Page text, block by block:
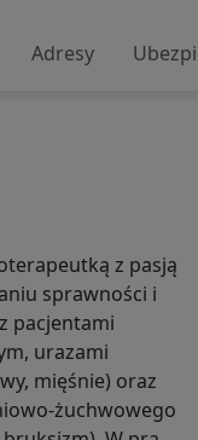
Adresy
z pasją
sprawności i
pacjentami
urazami
mięśnie) oraz
żuchwowego